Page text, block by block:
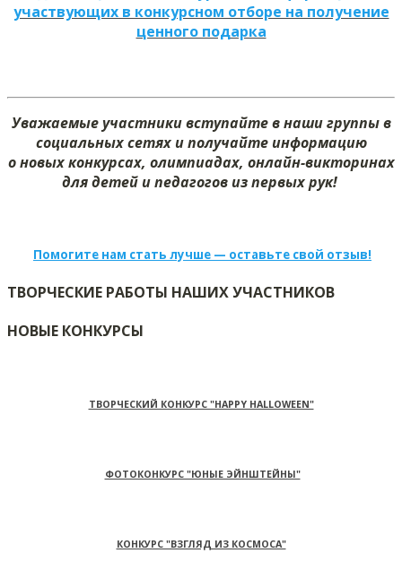
участвующих в конкурсном отборе на получение
ценного подарка
Уважаемые участники вступайте в наши группы в
социальных сетях и получайте информацию
о новых конкурсах, олимпиадах, онлайн-викторинах
для детей и педагогов из первых рук!
Помогите нам стать лучше — оставьте свой отзыв!
ТВОРЧЕСКИЕ РАБОТЫ НАШИХ УЧАСТНИКОВ
НОВЫЕ КОНКУРСЫ
ТВОРЧЕСКИЙ КОНКУРС "HAPPY HALLOWEEN"
ФОТОКОНКУРС "ЮНЫЕ ЭЙНШТЕЙНЫ"
КОНКУРС "ВЗГЛЯД ИЗ КОСМОСА"